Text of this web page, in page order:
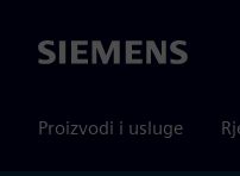
Siemens
Proizvodi i usluge